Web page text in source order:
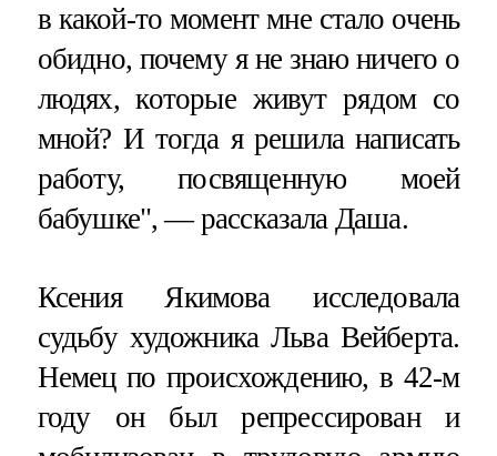
в какой-то момент мне стало очень
обидно, почему я не знаю ничего о
людях, которые живут рядом со
мной? И тогда я решила написать
работу, посвященную моей
бабушке", — рассказала Даша.
Ксения Якимова исследовала
судьбу художника Льва Вейберта.
Немец по происхождению, в 42-м
году он был репрессирован и